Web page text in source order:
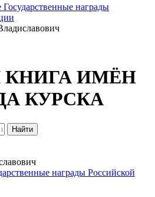
награды
КНИГА ИМЁН
КУРСКА
Найти
награды Российской